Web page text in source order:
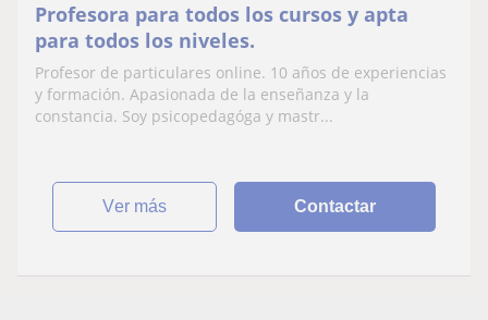
Profesora para todos los cursos y apta
para todos los niveles.
Profesor de particulares online. 10 años de experiencias
y formación. Apasionada de la enseñanza y la
constancia. Soy psicopedagóga y mastr...
ver más Contactar